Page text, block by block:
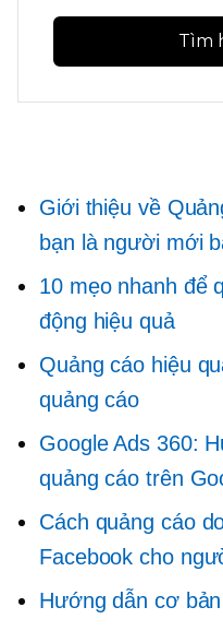
Tìm
Giới thiệu về
bạn là người mới
10 mẹo nhanh để
động hiệu quả
Quảng cáo hiệu
quảng cáo
Google Ads 360:
quảng cáo trên
Cách quảng cáo
Facebook cho
Hướng dẫn cơ